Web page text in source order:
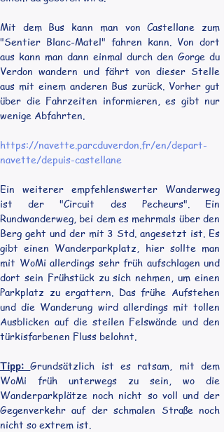
Mit dem Bus kann man von Castellane zum
"Sentier Blanc-Matel" fahren kann. Von dort
aus kann man dann einmal durch den Gorge du
Verdon wandern und fährt von dieser Stelle
aus mit einem anderen Bus zurück. Vorher gut
über die Fahrzeiten informieren, es gibt nur
wenige Abfahrten.
https://navette.parcduverdon.fr/en/depart-
navette/depuis-castellane
Ein weiterer empfehlenswerter Wanderweg
ist der "Circuit des Pecheurs". Ein
Rundwanderweg, bei dem es mehrmals über den
Berg geht und der mit 3 Std. angesetzt ist. Es
gibt einen Wanderparkplatz, hier sollte man
mit WoMi allerdings sehr früh aufschlagen und
dort sein Frühstück zu sich nehmen, um einen
Parkplatz zu ergattern. Das frühe Aufstehen
und die Wanderung wird allerdings mit tollen
Ausblicken auf die steilen Felswände und den
türkisfarbenen Fluss belohnt.
Tipp: Grundsätzlich ist es ratsam, mit dem
WoMi früh unterwegs zu sein, wo die
Wanderparkplätze noch nicht so voll und der
Gegenverkehr auf der schmalen Straße noch
nicht so extrem ist.